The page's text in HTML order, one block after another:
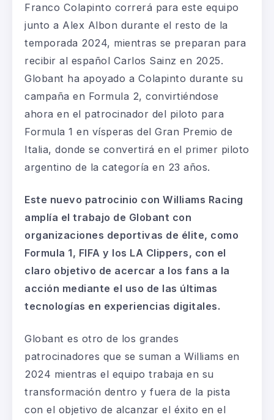
Franco Colapinto correrá para este equipo
junto a Alex Albon durante el resto de la
temporada 2024, mientras se preparan para
recibir al español Carlos Sainz en 2025.
Globant ha apoyado a Colapinto durante su
campaña en Formula 2, convirtiéndose
ahora en el patrocinador del piloto para
Formula 1 en vísperas del Gran Premio de
Italia, donde se convertirá en el primer piloto
argentino de la categoría en 23 años.
Este nuevo patrocinio con Williams Racing
amplía el trabajo de Globant con
organizaciones deportivas de élite, como
Formula 1, FIFA y los LA Clippers, con el
claro objetivo de acercar a los fans a la
acción mediante el uso de las últimas
tecnologías en experiencias digitales.
Globant es otro de los grandes
patrocinadores que se suman a Williams en
2024 mientras el equipo trabaja en su
transformación dentro y fuera de la pista
con el objetivo de alcanzar el éxito en el